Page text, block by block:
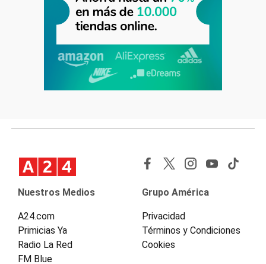
Nuestros Medios
A24.com
Primicias Ya
Radio La Red
FM Blue
Grupo América
Privacidad
Términos y Condiciones
Cookies